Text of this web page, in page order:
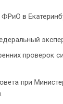
в
проверок
при